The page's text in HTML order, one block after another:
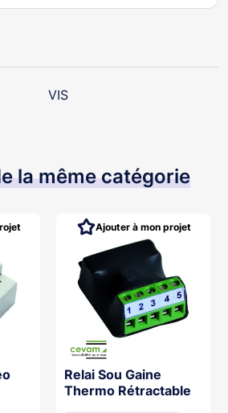
VIS
la même catégorie
Relai Sou Gaine
Thermo Rétractable
Ajouter à mon projet